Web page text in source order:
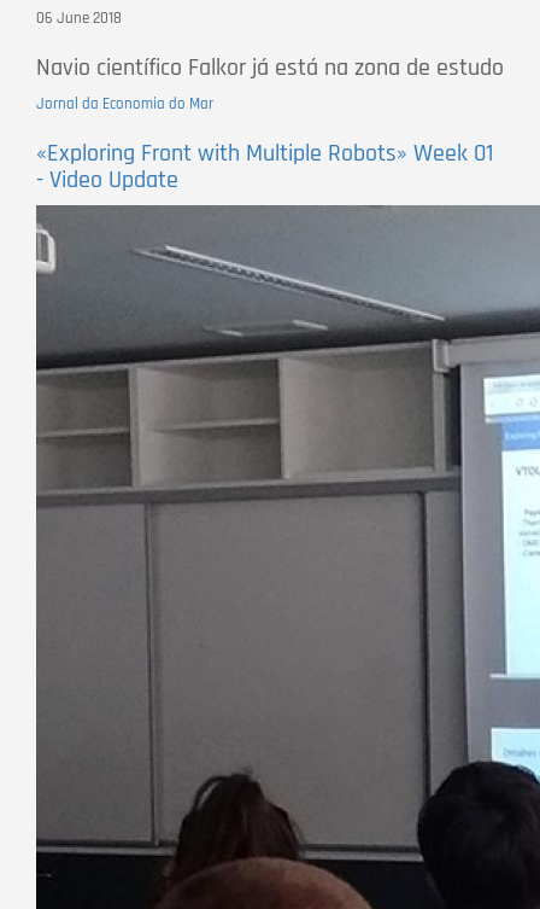
06 June 2018
Navio científico Falkor já está na zona de estudo
Jornal da Economia do Mar
«Exploring Front with Multiple Robots» Week 01
- Video Update